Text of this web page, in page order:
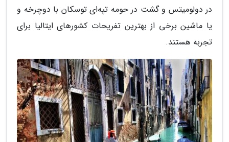
در دولومیتس و گشت در حومه تپه‌ای توسکان با دوچرخه و
یا ماشین برخی از بهترین تفریحات کشورهای ایتالیا برای
تجربه هستند.